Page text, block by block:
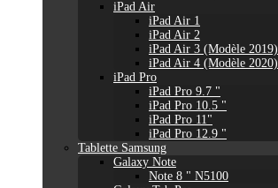
iPad Air
iPad Air 1
iPad Air 2
iPad Air 3 (Modèle 2019)
iPad Air 4 (Modèle 2020)
iPad Pro
iPad Pro 9.7 "
iPad Pro 10.5 "
iPad Pro 11"
iPad Pro 12.9 "
Tablette Samsung
Galaxy Note
Note 8 " N5100